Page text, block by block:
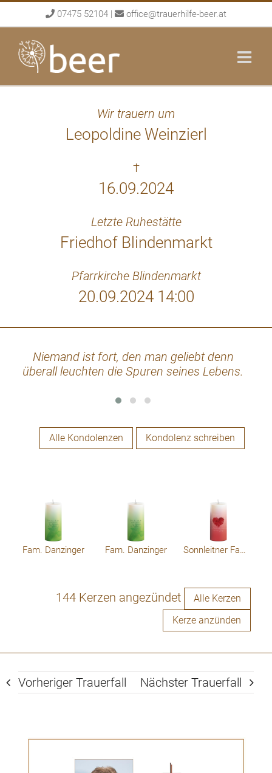
to
content
07475 52104 | office@trauerhilfe-beer.at
Wir trauern um
Leopoldine Weinzierl
†
16.09.2024
Letzte Ruhestätte
Friedhof Blindenmarkt
Pfarrkirche Blindenmarkt
20.09.2024 14:00
Niemand ist fort, den man geliebt denn
überall leuchten die Spuren seines Lebens.
Alle Kondolenzen Kondolenz schreiben
Fam. Danzinger Fam. Danzinger Sonnleitner Familie
144 Kerzen angezündet
Alle Kerzen
Kerze anzünden
Vorheriger Trauerfall Nächster Trauerfall